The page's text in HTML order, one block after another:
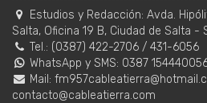
Estudios y Redacción: Avda.
Salta, Oficina 19 B, Ciudad de Salta -
Tel.: (0387) 422-2706 / 431-6056
WhatsApp y SMS: 0387
Mail:
contacto@cableatierra.com